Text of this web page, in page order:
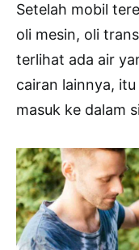
Setelah mobil
oli mesin, oli
terlihat ada air
cairan lainnya,
masuk ke dalam